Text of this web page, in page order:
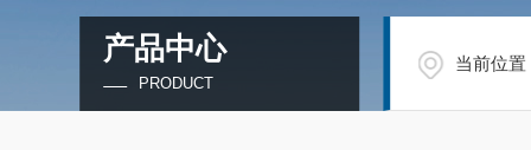
产品中心
PRODUCT
当前位置